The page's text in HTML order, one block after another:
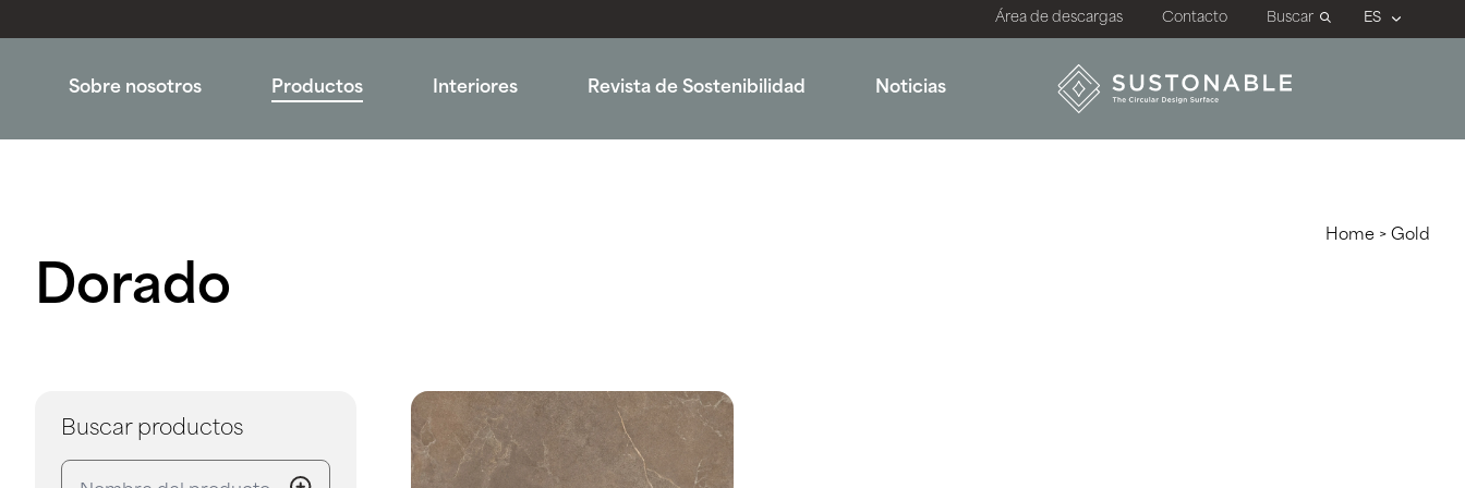
Área de descargas Contacto Buscar
Sobre nosotros Productos Interiores Revista de Sostenibilidad Noticias
Home > Gold
Dorado
Buscar productos